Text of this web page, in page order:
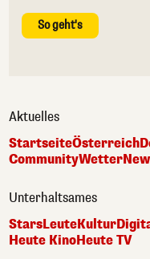
So geht's
Aktuelles
StartseiteÖsterreich
CommunityWetter
Unterhaltsames
StarsLeuteKultur
Heute KinoHeute TV